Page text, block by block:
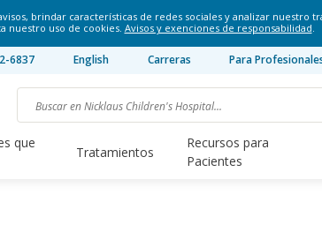
brindar características de redes sociales y analizar nuestro
nuestro uso de cookies. Avisos y exenciones de responsabilidad.
6837 English Carreras Para
que
Tratamientos
Recursos para
Pacientes